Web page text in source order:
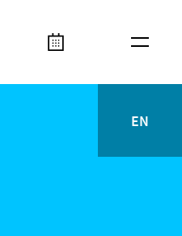
Kalender Meta
ENEnglish